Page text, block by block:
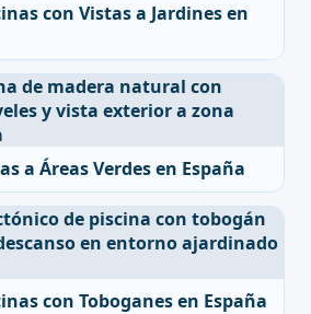
con Vistas a Jardines en
a Áreas Verdes en España
con Toboganes en España